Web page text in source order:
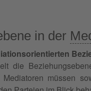
in der
die
Mediatoren müssen